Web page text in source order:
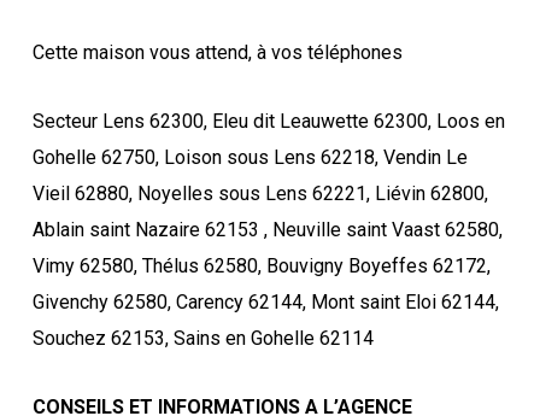
Cette maison vous attend, à vos téléphones
Secteur Lens 62300, Eleu dit Leauwette 62300, Loos en
Gohelle 62750, Loison sous Lens 62218, Vendin Le
Vieil 62880, Noyelles sous Lens 62221, Liévin 62800,
Ablain saint Nazaire 62153 , Neuville saint Vaast 62580,
Vimy 62580, Thélus 62580, Bouvigny Boyeffes 62172,
Givenchy 62580, Carency 62144, Mont saint Eloi 62144,
Souchez 62153, Sains en Gohelle 62114
CONSEILS ET INFORMATIONS A L’AGENCE